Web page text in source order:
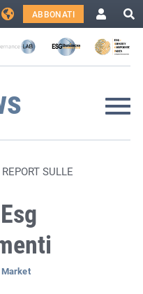
ABBONATI
SULLE
Market